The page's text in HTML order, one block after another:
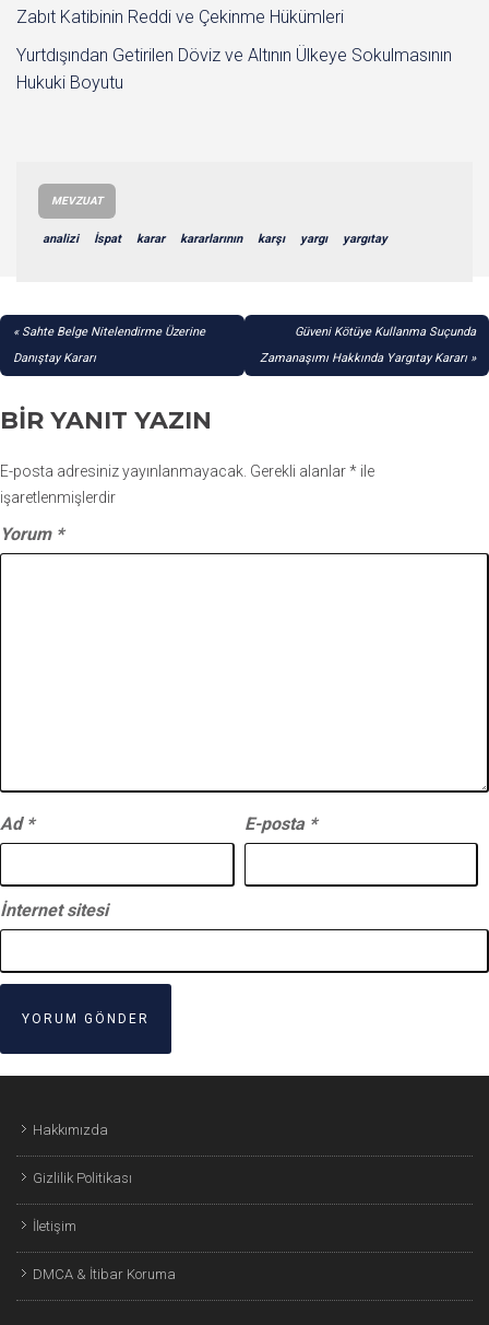
Zabıt Katibinin Reddi ve Çekinme Hükümleri
Yurtdışından Getirilen Döviz ve Altının Ülkeye Sokulmasının
Hukuki Boyutu
MEVZUAT
analizi İspat karar kararlarının karşı yargı yargıtay
YAZI
GEZINMESI
Sahte Belge Nitelendirme Üzerine
Danıştay Kararı
Güveni Kötüye Kullanma Suçunda
Zamanaşımı Hakkında Yargıtay Kararı
BIR YANIT YAZIN
E-posta adresiniz yayınlanmayacak. Gerekli alanlar* ile
işaretlenmişlerdir
Yorum *
Ad * E-posta *
İnternet sitesi
Hakkımızda
Gizlilik Politikası
İletişim
DMCA & İtibar Koruma